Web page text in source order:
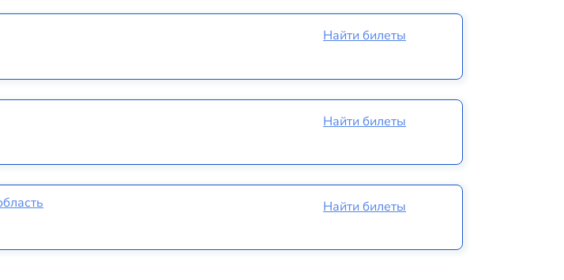
Найти билеты
Найти билеты
Найти билеты